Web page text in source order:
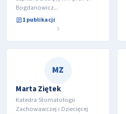
Bogdanowicz...
1 publikacji
MZ
Marta Ziętek
Katedra Stomatologii
Zachowawczej i Dziecięcej